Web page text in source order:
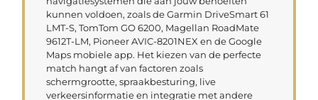
kunnen voldoen, zoals de Garmin DriveSmart 61
LMT-S, TomTom GO 6200, Magellan RoadMate
9612T-LM, Pioneer AVIC-8201NEX en de Google
Maps mobiele app. Het kiezen van de perfecte
match hangt af van factoren zoals
schermgrootte, spraakbesturing, live
verkeersinformatie en integratie met andere